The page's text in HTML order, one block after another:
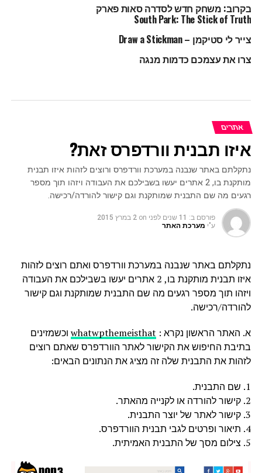
בקרוב: משחק חדש לסדרה סאות פארק
South Park: The Stick of Truth
צייר לי סטיקמן – Draw a Stickman
צרו את עצמכם כדמות מנגה
אתרים
איזו תבנית וורדפרס זאת?
נתקלתם באתר שנבנה במערכת וורדפרס ורוצים לזהות איזו תבנית
מותקנת בו, 2 אתרים יעשו בשבילכם את העבודה ויזהו תוך מספר
רגעים מה שם התבנית שמותקנת וגם קישור להורדה/רכישה.
פורסם ב: 11 שנים לפני on 2 במרץ 2015
ע"י מערכת האתר
נתקלתם באתר שנבנה במערכת וורדפרס ואתם רוצים לזהות
איזו תבנית מותקנת בו, 2 אתרים יעשו בשבילכם את העבודה
ויזהו תוך מספר רגעים מה שם התבנית שמותקנת וגם קישור
להורדה/רכישה.
א. האתר הראשון נקרא : whatwpthemeisthatוכשמזינים
בתיבת החיפוש את הקישור לאתר הוורדפרס שאתם רוצים
לזהות את התבנית שלה זה מציג את הנתונים הבאים:
1. שם התבנית.
2. קישור להורדה או לקנייה מהאתר.
3. קישור לאתר של יוצר התבנית.
4. תיאור ופרטים לגבי תבנית הוורדפרס.
5. צילום מסך של התבנית האמיתית.